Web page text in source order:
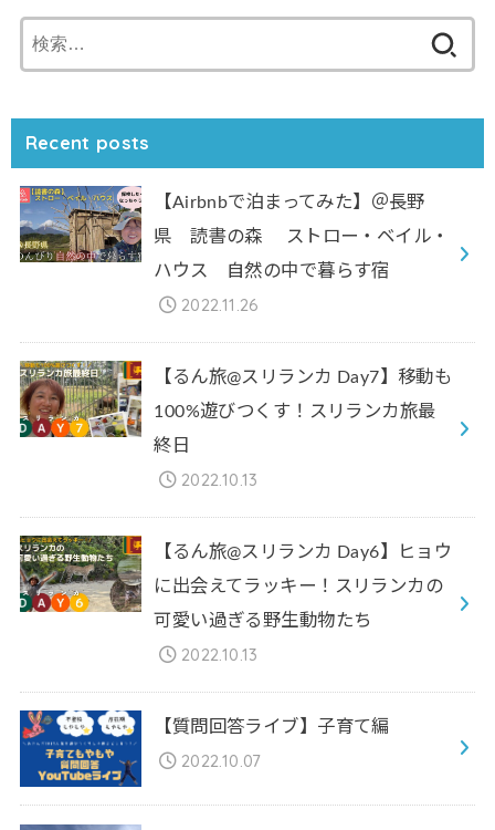
索:
Recent posts
【Airbnbで泊まってみた】＠長野
県 読書の森 ストロー・ベイル・
ハウス 自然の中で暮らす宿
2022.11.26
【るん旅@スリランカ Day7】移動も
100%遊びつくす！スリランカ旅最
終日
2022.10.13
【るん旅@スリランカ Day6】ヒョウ
に出会えてラッキー！スリランカの
可愛い過ぎる野生動物たち
2022.10.13
【質問回答ライブ】子育て編
2022.10.07